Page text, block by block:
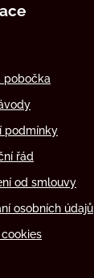
pobočka
podmínky
řád
od smlouvy
osobních údajů